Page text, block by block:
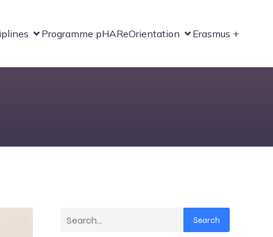
Programme pHAReOrientation Erasmus +
Search